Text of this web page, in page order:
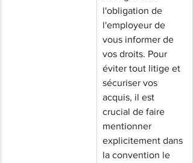
l'obligation de
l'employeur de
vous informer de
vos droits. Pour
éviter tout litige et
sécuriser vos
acquis, il est
crucial de faire
mentionner
explicitement dans
la convention le